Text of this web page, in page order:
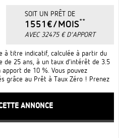
SOIT UN PRÊT DE
1551€/MOIS**
AVEC 32475 € D'APPORT
à titre indicatif, calculée à partir du
de 25 ans, à un taux d’intérêt de 3.5
de 10 %. Vous pouvez
grâce au Prêt à Taux Zéro ! Prenez
ANNONCE